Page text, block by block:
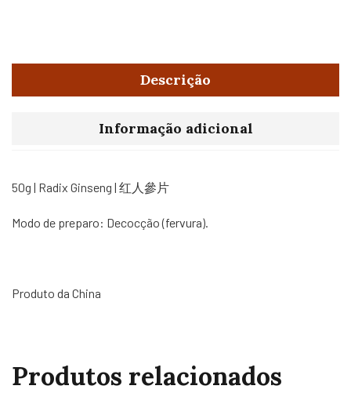
Descrição
Informação adicional
50g | Radix Ginseng | 红人參片
Modo de preparo: Decocção (fervura).
Produto da China
Produtos relacionados